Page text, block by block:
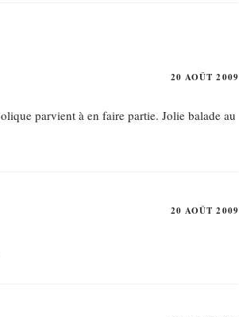
20 AOÛT 2009
parvient à en faire partie. Jolie balade au
20 AOÛT 2009